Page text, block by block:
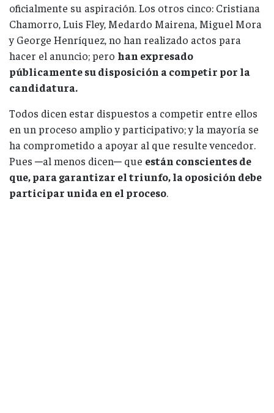
oficialmente su aspiración. Los otros cinco: Cristiana
Chamorro, Luis Fley, Medardo Mairena, Miguel Mora
y George Henríquez, no han realizado actos para
hacer el anuncio; pero han expresado
públicamente su disposición a competir por la
candidatura.
Todos dicen estar dispuestos a competir entre ellos
en un proceso amplio y participativo; y la mayoría se
ha comprometido a apoyar al que resulte vencedor.
Pues ─al menos dicen─ que están conscientes de
que, para garantizar el triunfo, la oposición debe
participar unida en el proceso.